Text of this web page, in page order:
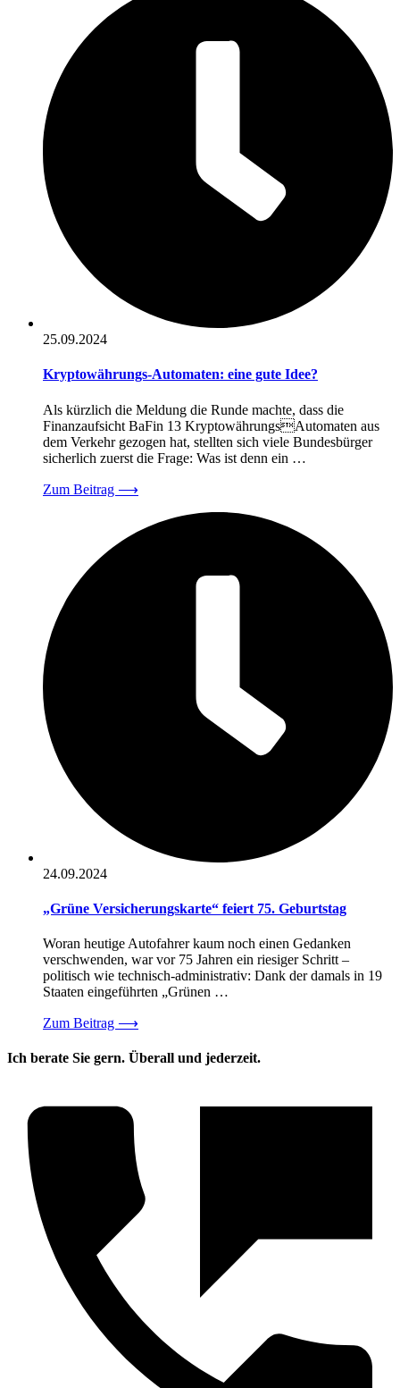
25.09.2024
Kryptowährungs-Automaten: eine gute Idee?
Als kürzlich die Meldung die Runde machte, dass die
Finanzaufsicht BaFin 13 KryptowährungsAutomaten aus
dem Verkehr gezogen hat, stellten sich viele Bundesbürger
sicherlich zuerst die Frage: Was ist denn ein …
Zum Beitrag ⟶
24.09.2024
„Grüne Versicherungskarte“ feiert 75. Geburtstag
Woran heutige Autofahrer kaum noch einen Gedanken
verschwenden, war vor 75 Jahren ein riesiger Schritt –
politisch wie technisch-administrativ: Dank der damals in 19
Staaten eingeführten „Grünen …
Zum Beitrag ⟶
Ich berate Sie gern. Überall und jederzeit.